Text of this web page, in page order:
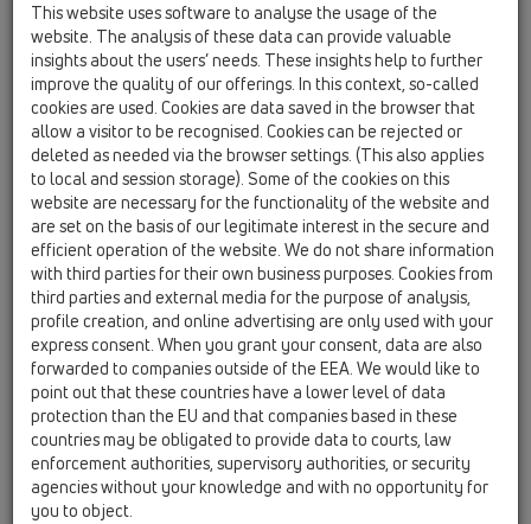
огнестойкости EI 90 и кровельных воронок
серии HL62 диаметром 110 мм предел
огнестойкости EI 45.
HL603/1
11 Кровельные воронки / Вспомогательные
материалы/Противопожарная защита / Pipe odour
trap / HL603/1
Механическое запахозапирающее
устройство DN110 для монтажа на
ливнестоках.
HL603/5
11 Кровельные воронки / Вспомогательные
материалы/Противопожарная защита / Pipe odour
trap / HL603/5
Механическое запахозапирающее
устройство DN160 для монтажа на
ливнестоках.
HL01020D
This website uses software to analyse the usage of the
website. The analysis of these data can provide valuable
insights about the users’ needs. These insights help to further
improve the quality of our offerings. In this context, so-called
cookies are used. Cookies are data saved in the browser that
allow a visitor to be recognised. Cookies can be rejected or
deleted as needed via the browser settings. (This also applies
to local and session storage). Some of the cookies on this
website are necessary for the functionality of the website and
are set on the basis of our legitimate interest in the secure and
efficient operation of the website. We do not share information
with third parties for their own business purposes. Cookies from
third parties and external media for the purpose of analysis,
profile creation, and online advertising are only used with your
express consent. When you grant your consent, data are also
forwarded to companies outside of the EEA. We would like to
point out that these countries have a lower level of data
protection than the EU and that companies based in these
countries may be obligated to provide data to courts, law
enforcement authorities, supervisory authorities, or security
agencies without your knowledge and with no opportunity for
you to object.